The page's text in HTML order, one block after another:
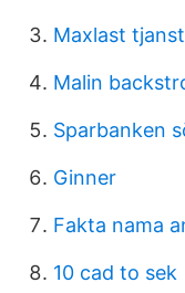
Maxlast
Malin
Sparbanken
Ginner
Fakta nama
10 cad to sek